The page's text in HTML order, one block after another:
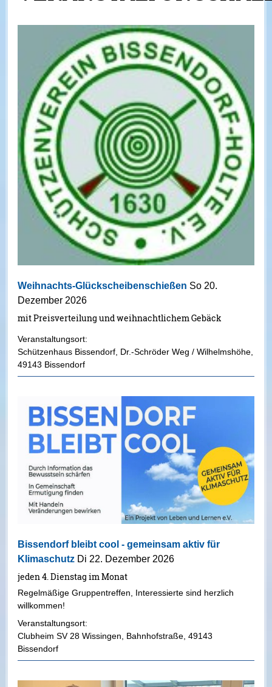
Weihnachts-Glückscheibenschießen So 20.
Dezember 2026
Veranstaltungsort:
Schützenhaus Bissendorf, Dr.-Schröder Weg / Wilhelmshöhe,
49143 Bissendorf
mit Preisverteilung und weihnachtlichem Gebäck
Bissendorf bleibt cool - gemeinsam aktiv für
Klimaschutz Di 22. Dezember 2026
Veranstaltungsort:
Clubheim SV 28 Wissingen, Bahnhofstraße, 49143
Bissendorf
jeden 4. Dienstag im Monat
Regelmäßige Gruppentreffen, Interessierte sind herzlich
willkommen!